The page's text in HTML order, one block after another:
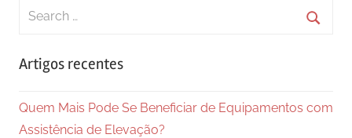
Search
Artigos recentes
Quem Mais Pode Se Beneficiar de Equipamentos com
Assistência de Elevação?